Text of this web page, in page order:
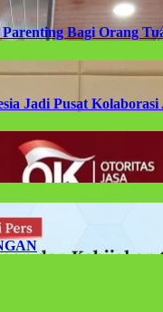
Bagi Orang
Jadi Pusat